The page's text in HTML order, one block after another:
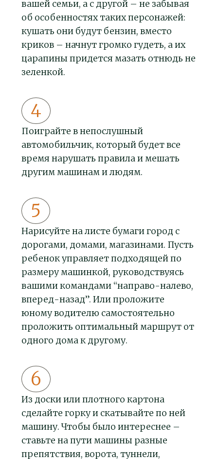
вашей семьи, а с другой – не забывая
об особенностях таких персонажей:
кушать они будут бензин, вместо
криков – начнут громко гудеть, а их
царапины придется мазать отнюдь не
зеленкой.
Поиграйте в непослушный
автомобильчик, который будет все
время нарушать правила и мешать
другим машинам и людям.
Нарисуйте на листе бумаги город с
дорогами, домами, магазинами. Пусть
ребенок управляет подходящей по
размеру машинкой, руководствуясь
вашими командами “направо-налево,
вперед-назад”. Или проложите
юному водителю самостоятельно
проложить оптимальный маршрут от
одного дома к другому.
Из доски или плотного картона
сделайте горку и скатывайте по ней
машину. Чтобы было интереснее –
ставьте на пути машины разные
препятствия, ворота, туннели,